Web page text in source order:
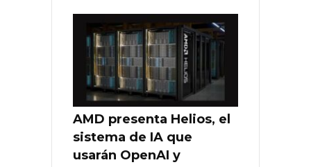
AMD presenta Helios, el
sistema de IA que
usarán OpenAI y